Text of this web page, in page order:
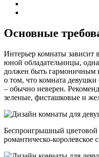
Основные
Интерьер комнаты зависит
юной обладательницы,
должен быть гармоничным
о том, что комната девушки
– обычно неверен.
зеленые, фисташковые и
Беспроигрышный цветовой
романтическо-королевское